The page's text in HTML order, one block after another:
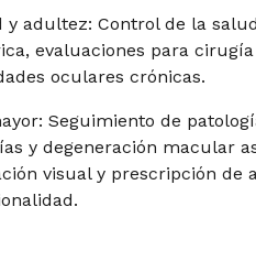
y adultez: Control de la
evaluaciones para
oculares crónicas.
Seguimiento de
y degeneración macular
visual y prescripción de